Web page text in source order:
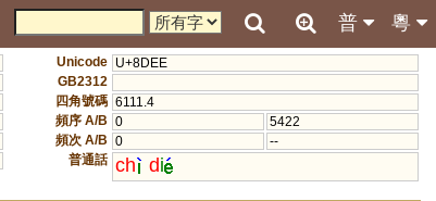
粵
普
Unicode U+8DEE
GB2312
四角號碼 6111.4
頻序 A/B 0
5422
頻次 A/B 0
--
普通話 ch di